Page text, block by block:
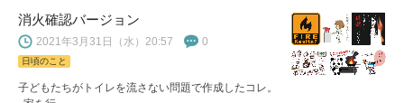
消火確認バージョン
2021年3月31日（水）20:57 0
日頃のこと
子どもたちがトイレを流さない問題で作成したコレ。